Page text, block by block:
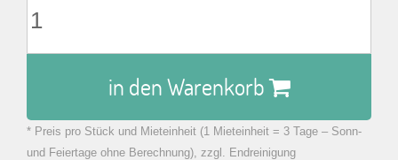
in den Warenkorb
zu Warenkorb hinzugefügt.
* Preis pro Stück und Mieteinheit (1 Mieteinheit = 3 Tage – Sonn-
und Feiertage ohne Berechnung), zzgl. Endreinigung